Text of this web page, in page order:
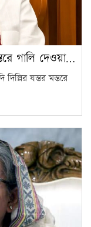
কমাতে কর্ডলাইন
স্টাডি চলছে:
গালি দেওয়া…
দিল্লির যন্তর মন্তরে